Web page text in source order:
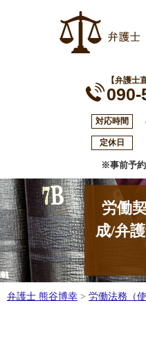
【弁護士
090-
対応時間
定休日
※事前予
労働
成/弁
弁護士 熊谷博幸 > 労働法務（使